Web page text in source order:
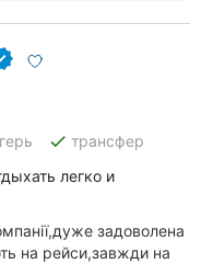
done трансфер
легко и
задоволена
на рейси,завжди на